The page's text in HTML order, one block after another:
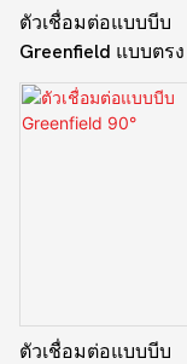
ตัวเชื่อมต่อแบบบีบ
Greenfield แบบตรง
ตัวเชื่อมต่อแบบบีบ